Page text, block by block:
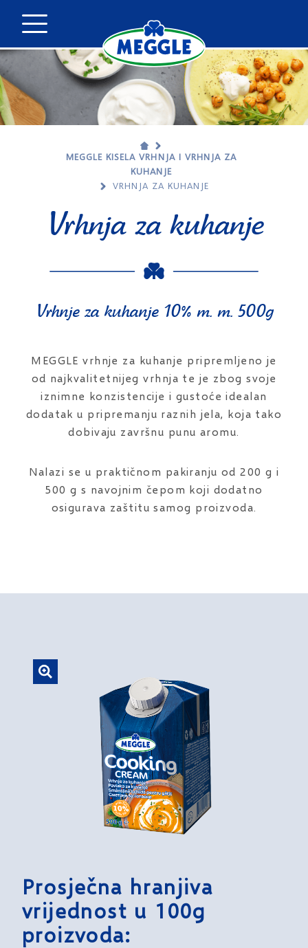
MEGGLE KISELA VRHNJA I VRHNJA ZA
KUHANJE
VRHNJA ZA KUHANJE
Vrhnja za kuhanje
Vrhnje za kuhanje 10% m. m. 500g
MEGGLE vrhnje za kuhanje pripremljeno je
od najkvalitetnijeg vrhnja te je zbog svoje
iznimne konzistencije i gustoće idealan
dodatak u pripremanju raznih jela, koja tako
dobivaju završnu punu aromu.
Nalazi se u praktičnom pakiranju od 200 g i
500 g s navojnim čepom koji dodatno
osigurava zaštitu samog proizvoda.
Prosječna hranjiva
vrijednost u 100g
proizvoda: